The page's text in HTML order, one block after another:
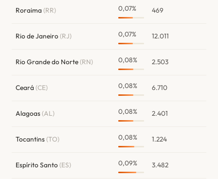
Roraima (RR) 0,07% 469
Rio de Janeiro(RJ) 0,07% 12.011
Rio Grande do Norte(RN) 0,08% 2.503
Ceará (CE) 0,08% 6.710
Alagoas(AL) 0,08% 2.401
Tocantins(TO) 0,08% 1.224
Espírito Santo(ES) 0,09% 3.482